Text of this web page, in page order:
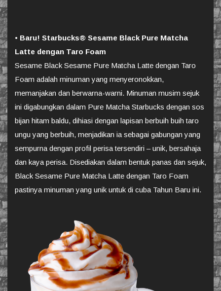
• Baru! Starbucks® Sesame Black Pure Matcha
Latte dengan Taro Foam
Sesame Black Sesame Pure Matcha Latte dengan Taro
Foam adalah minuman yang menyeronokkan,
memanjakan dan berwarna-warni. Minuman musim sejuk
ini digabungkan dalam Pure Matcha Starbucks dengan sos
bijan hitam baldu, dihiasi dengan lapisan berbuih buih taro
ungu yang berbuih, menjadikan ia sebagai gabungan yang
sempurna dengan profil perisa tersendiri – unik, bersahaja
dan kaya perisa. Disediakan dalam bentuk panas dan sejuk,
Black Sesame Pure Matcha Latte dengan Taro Foam
pastinya minuman yang unik untuk di cuba Tahun Baru ini.